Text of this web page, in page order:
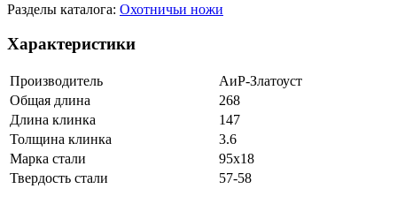
Разделы каталога: Охотничьи ножи
Характеристики
Производитель
АиР-Златоуст
Общая длина
268
Длина клинка
147
Толщина клинка
3.6
Марка стали
95х18
Твердость стали
57-58